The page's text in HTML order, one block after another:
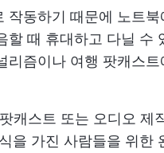
작동하기 때문에 노트
할 때 휴대하고 다닐 수
리즘이나 여행 팟캐스
캐스트 또는 오디오 제
을 가진 사람들을 위한